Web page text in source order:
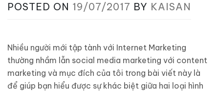
POSTED ON 19/07/2017 BY KAISAN
Nhiều người mới tập tành với Internet Marketing
thường nhầm lẫn social media marketing với content
marketing và mục đích của tôi trong bài viết này là
để giúp bạn hiểu được sự khác biệt giữa hai loại hình